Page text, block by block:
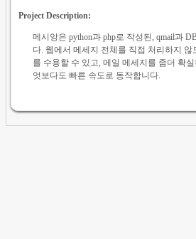
Project Description:
메시앙은 python과 php로 작성된, qmail과
다. 웹에서 메세지 전체를 직접 처리하지
를 수용할 수 있고, 메일 메세지를 좀더 확
엇보다도 빠른 속도로 동작합니다.